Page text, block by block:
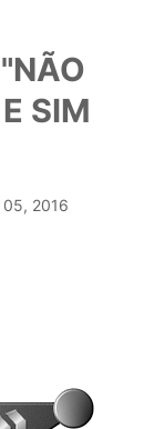
SIM
05, 2016